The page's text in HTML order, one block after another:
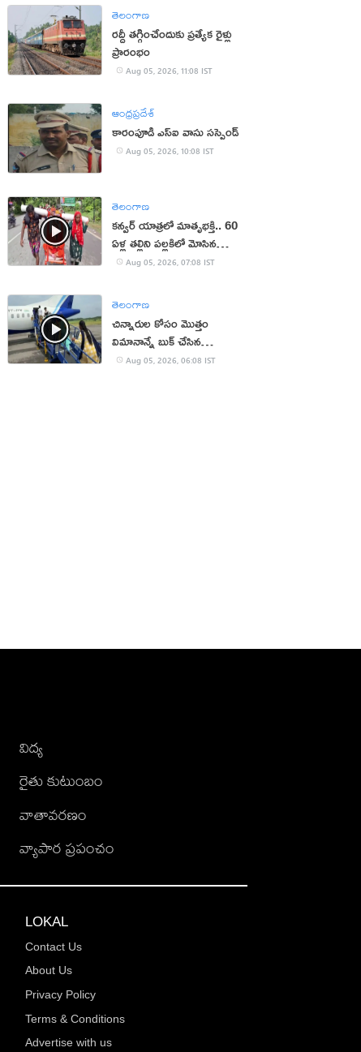
తెలంగాణ
రద్దీ తగ్గించేందుకు ప్రత్యేక రైళ్లు
ప్రారంభం
Aug 05, 2026, 11:08 IST
ఆంధ్రప్రదేశ్
కారంపూడి ఎస్ఐ వాసు స‌స్పెండ్‌
Aug 05, 2026, 10:08 IST
తెలంగాణ
కన్వర్ యాత్రలో మాతృభక్తి.. 60
ఏళ్ల తల్లిని పల్లకిలో మోసిన
కొడుకు, కోడలు!
Aug 05, 2026, 07:08 IST
తెలంగాణ
చిన్నారుల కోసం మొత్తం
విమానాన్నే బుక్ చేసిన
యూట్యూబర్
Aug 05, 2026, 06:08 IST
విద్య
రైతు కుటుంబం
వాతావరణం
వ్యాపార ప్రపంచం
LOKAL
Contact Us
About Us
Privacy Policy
Terms & Conditions
Advertise with us